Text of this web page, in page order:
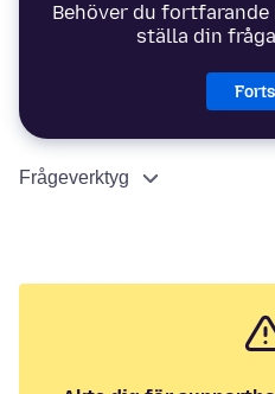
Behöver du
ställa din
Frågeverktyg